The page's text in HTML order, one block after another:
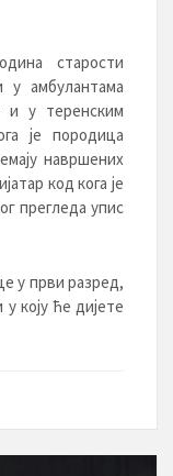
старости
у амбулантама
и у теренским
је породица
навршених
код кога је
прегледа упис
у први разред,
коју ће дијете